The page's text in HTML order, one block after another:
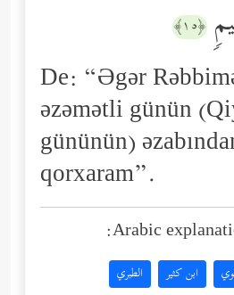
﴿١٥﴾
De: “Əgər
əzəmətli günün
gününün)
qorxaram”.
Arabic
ابن كثير الطبري